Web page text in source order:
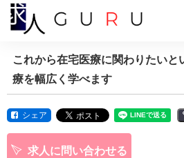
これから在宅医療に関わりたい
療を幅広く学べます
シェア
求人に問い合わせる